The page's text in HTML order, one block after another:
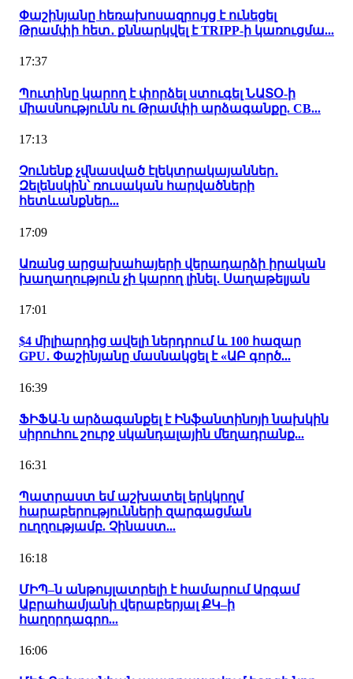
Փաշինյանը հեռախոսազրույց է ունեցել
Թրամփի հետ․ քննարկվել է TRIPP-ի կառուցմա...
17:37
Պուտինը կարող է փորձել ստուգել ՆԱՏՕ-ի
միասնությունն ու Թրամփի արձագանքը. CB...
17:13
Չունենք չվնասված էլեկտրակայաններ․
Զելենսկին՝ ռուսական հարվածների
հետևանքներ...
17:09
Առանց արցախահայերի վերադարձի իրական
խաղաղություն չի կարող լինել․ Սաղաթելյան
17:01
$4 միլիարդից ավելի ներդրում և 100 հազար
GPU․ Փաշինյանը մասնակցել է «ԱԲ գործ...
16:39
ՖԻՖԱ-ն արձագանքել է Ինֆանտինոյի նախկին
սիրուհու շուրջ սկանդալային մեղադրանք...
16:31
Պատրաստ եմ աշխատել երկկողմ
հարաբերությունների զարգացման
ուղղությամբ. Չինաստ...
16:18
ՄԻՊ–ն անթույլատրելի է համարում Արգամ
Աբրահամյանի վերաբերյալ ՔԿ–ի
հաղորդագրո...
16:06